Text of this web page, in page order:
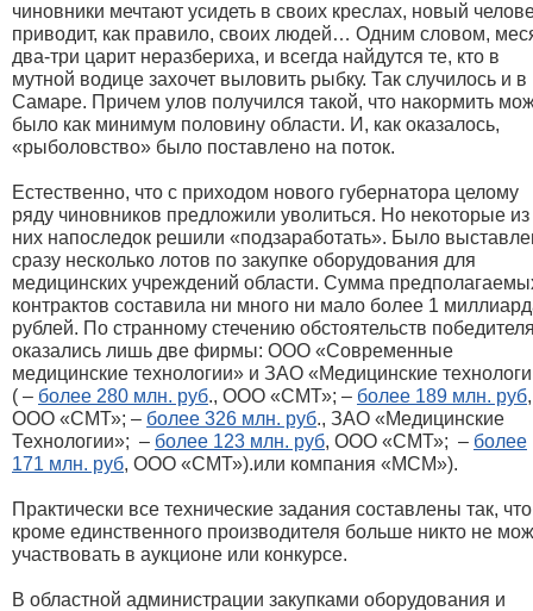
чиновники мечтают усидеть в своих креслах, новый
приводит, как правило, своих людей… Одним словом,
два-три царит неразбериха, и всегда найдутся те, кто в
мутной водице захочет выловить рыбку. Так случилось и в
Самаре. Причем улов получился такой, что накормить
было как минимум половину области. И, как оказалось,
«рыболовство» было поставлено на поток.
Естественно, что с приходом нового губернатора целому
ряду чиновников предложили уволиться. Но некоторые из
них напоследок решили «подзаработать». Было
сразу несколько лотов по закупке оборудования для
медицинских учреждений области. Сумма
контрактов составила ни много ни мало более 1
рублей. По странному стечению обстоятельств
оказались лишь две фирмы: ООО «Современные
медицинские технологии» и ЗАО «Медицинские
( – более 280 млн. руб., ООО «СМТ»; – более 189 млн. руб,
ООО «СМТ»; – более 326 млн. руб., ЗАО «Медицинские
Технологии»; – более 123 млн. руб, ООО «СМТ»; – более
171 млн. руб, ООО «СМТ»).или компания «МСМ»).
Практически все технические задания составлены так, что
кроме единственного производителя больше никто не
участвовать в аукционе или конкурсе.
В областной администрации закупками оборудования и